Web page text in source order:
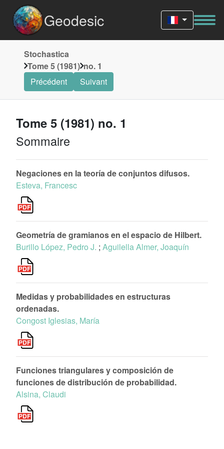
Geodesic
Stochastica
Tome 5 (1981) no. 1
Précédent
Suivant
Tome 5 (1981) no. 1
Sommaire
Negaciones en la teoría de conjuntos difusos.
Esteva, Francesc
Geometría de gramianos en el espacio de Hilbert.
Burillo López, Pedro J. ; Aguilella Almer, Joaquín
Medidas y probabilidades en estructuras
ordenadas.
Congost Iglesias, María
Funciones triangulares y composición de
funciones de distribución de probabilidad.
Alsina, Claudi